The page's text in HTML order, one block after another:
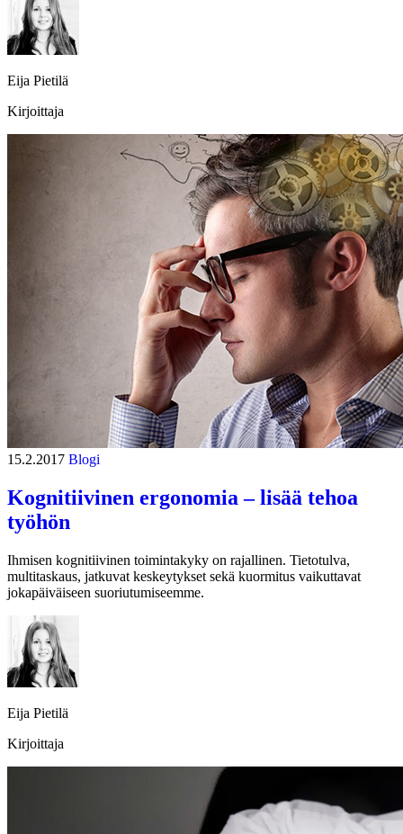
Eija Pietilä
Kirjoittaja
15.2.2017 Blogi
Kognitiivinen ergonomia – lisää tehoa
työhön
Ihmisen kognitiivinen toimintakyky on rajallinen. Tietotulva,
multitaskaus, jatkuvat keskeytykset sekä kuormitus vaikuttavat
jokapäiväiseen suoriutumiseemme.
Eija Pietilä
Kirjoittaja